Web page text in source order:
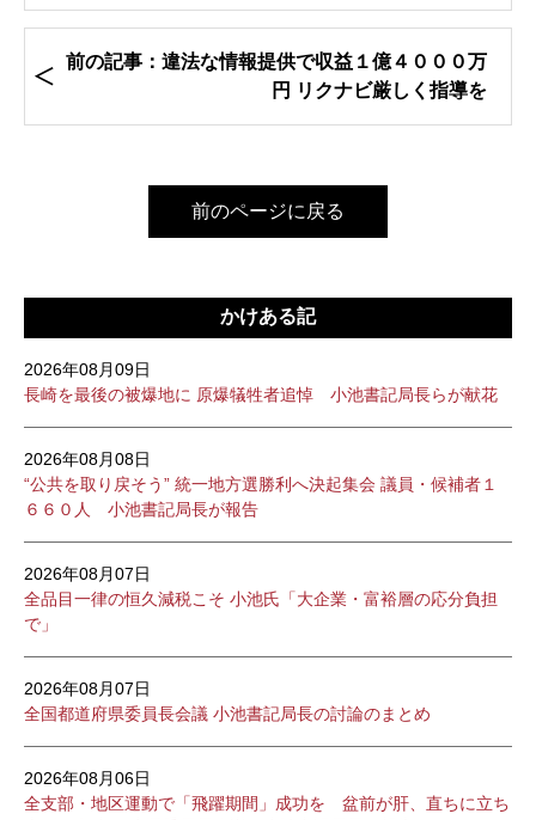
前の記事：違法な情報提供で収益１億４０００万
円 リクナビ厳しく指導を
前のページに戻る
かけある記
2026年08月09日
長崎を最後の被爆地に 原爆犠牲者追悼 小池書記局長らが献花
2026年08月08日
“公共を取り戻そう” 統一地方選勝利へ決起集会 議員・候補者１
６６０人 小池書記局長が報告
2026年08月07日
全品目一律の恒久減税こそ 小池氏「大企業・富裕層の応分負担
で」
2026年08月07日
全国都道府県委員長会議 小池書記局長の討論のまとめ
2026年08月06日
全支部・地区運動で「飛躍期間」成功を 盆前が肝、直ちに立ち